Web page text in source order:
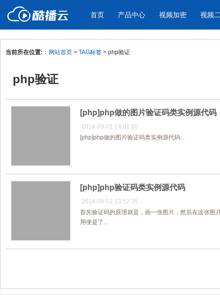
首页 产品中心
产品与新功能
教学课程全终端视频加密
防下载/防盗录/防录屏/防篡改
免费稳定无广
帮助企业视频
视频加密 视频
应用场景
色
内容
当前所在位置: ： 网站首页 > TAG标签 > php验证
php验证
[php]php做的图片验证码类实例源代码
2014-09-01 14:01:00
[php]php做的图片验证码类实例源代码...
[php]php验证码类实例源代码
2014-09-01 13:52:35
首先验证码的原理就是，画一张图片，然后在这张
用便是了...